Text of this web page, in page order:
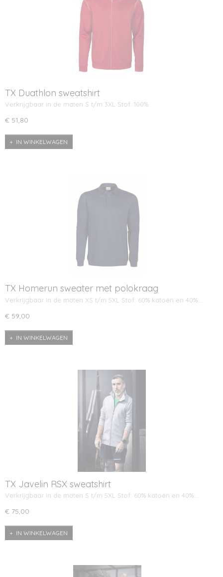
TX Duathlon sweatshirt
Verkrijgbaar in de maten S t/m 3XL Stof: 100%…
€ 51,80
IN WINKELWAGEN
TX Homerun sweater met polokraag
Verkrijgbaar in de maten XS t/m 5XL Stof: 60% katoen en 40%…
€ 59,00
IN WINKELWAGEN
TX Javelin RSX sweatshirt
Verkrijgbaar in de maten S t/m 5XL Stof: 60% katoen en 40%…
€ 75,00
IN WINKELWAGEN